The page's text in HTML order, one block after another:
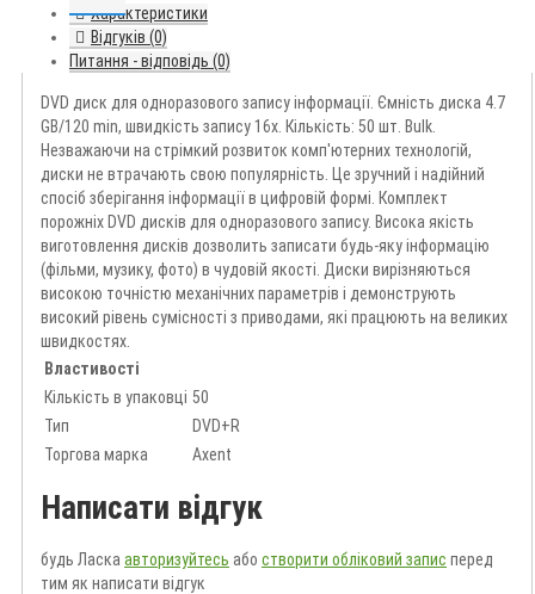
Характеристики
Відгуків (0)
Питання - відповідь (0)
DVD диск для одноразового запису інформації. Ємність диска 4.7
GB/120 min, швидкість запису 16x. Кількість: 50 шт. Bulk.
Незважаючи на стрімкий розвиток комп'ютерних технологій,
диски не втрачають свою популярність. Це зручний і надійний
спосіб зберігання інформації в цифровій формі. Комплект
порожніх DVD дисків для одноразового запису. Висока якість
виготовлення дисків дозволить записати будь-яку інформацію
(фільми, музику, фото) в чудовій якості. Диски вирізняються
високою точністю механічних параметрів і демонструють
високий рівень сумісності з приводами, які працюють на великих
швидкостях.
Властивості
Кількість в упаковці 50
Тип
DVD+R
Торгова марка
Axent
Написати відгук
будь Ласка авторизуйтесь або створити обліковий запис перед
тим як написати відгук